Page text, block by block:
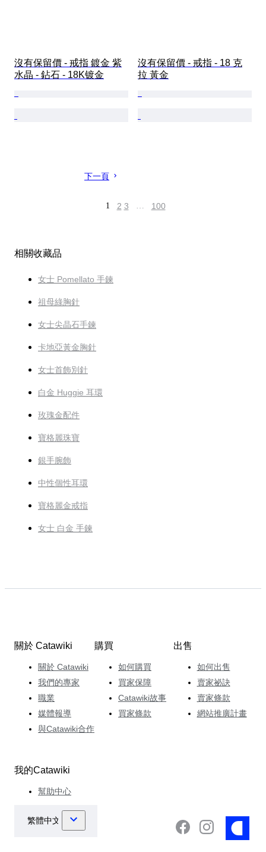
沒有保留價 - 戒指 鍍金 紫
水晶 - 鉆石 - 18K镀金
沒有保留價 - 戒指 - 18 克
拉 黃金
下一頁
1 2 3 … 100
相關收藏品
女士 Pomellato 手鍊
祖母綠胸針
女士尖晶石手鍊
卡地亞黃金胸針
女士首飾別針
白金 Huggie 耳環
玫瑰金配件
寶格麗珠寶
銀手腕飾
中性個性耳環
寶格麗金戒指
女士 白金 手鍊
關於 Catawiki
關於 Catawiki
我們的專家
職業
媒體報導
與Catawiki合作
購買
如何購買
買家保障
Catawiki故事
買家條款
出售
如何出售
賣家祕訣
賣家條款
網站推廣計畫
我的Catawiki
幫助中心